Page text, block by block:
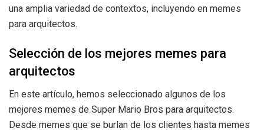
una amplia variedad de contextos, incluyendo en memes
para arquitectos.
Selección de los mejores memes para
arquitectos
En este artículo, hemos seleccionado algunos de los
mejores memes de Super Mario Bros para arquitectos.
Desde memes que se burlan de los clientes hasta memes